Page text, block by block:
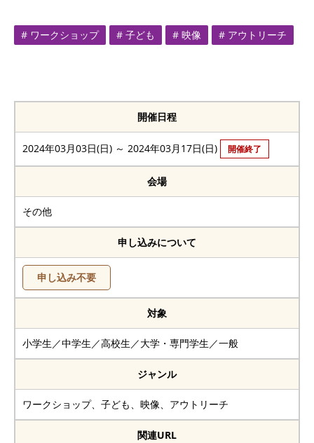
# ワークショップ # 子ども # 映像 # アウトリーチ
開催日程
2024年03月03日(日) ～ 2024年03月17日(日) 開催終了
会場
その他
申し込みについて
申し込み不要
対象
小学生／中学生／高校生／大学・専門学生／一般
ジャンル
ワークショップ、子ども、映像、アウトリーチ
関連URL